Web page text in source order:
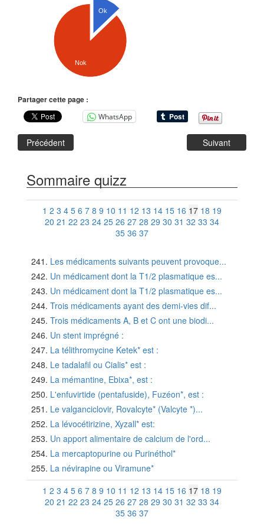
Ok
Nok
Partager cette page :
WhatsApp
Précédent Suivant
Sommaire quizz
1 2 3 4 5 6 7 8 9 10 11 12 13 14 15 16 17 18 19
20 21 22 23 24 25 26 27 28 29 30 31 32 33 34
35 36 37
Les médicaments suivants peuvent provoque...
Un médicament dont la T1/2 plasmatique es...
Un médicament dont la T1/2 plasmatique es...
Trois médicaments ayant des demi-vies dif...
Trois médicaments A, B et C ont une biodi...
Un stent imprégné :
La télithromycine Ketek* est :
Le tadalafil ou Cialis* est :
La mémantine, Ebixa*, est :
L'enfuvirtide (pentafuside), Fuzéon*, est :
Le valganciclovir, Rovalcyte* (Valcyte *)...
La lévocétirizine, Xyzall* est:
Un apport alimentaire de calcium de l'ord...
La mercaptopurine ou Purinéthol*
La névirapine ou Viramune*
1 2 3 4 5 6 7 8 9 10 11 12 13 14 15 16 17 18 19
20 21 22 23 24 25 26 27 28 29 30 31 32 33 34
35 36 37